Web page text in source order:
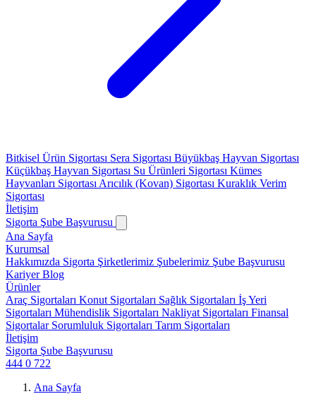
Bitkisel Ürün Sigortası Sera Sigortası Büyükbaş Hayvan Sigortası
Küçükbaş Hayvan Sigortası Su Ürünleri Sigortası Kümes
Hayvanları Sigortası Arıcılık (Kovan) Sigortası Kuraklık Verim
Sigortası
İletişim
Sigorta Şube Başvurusu
Ana Sayfa
Kurumsal
Hakkımızda Sigorta Şirketlerimiz Şubelerimiz Şube Başvurusu
KariyerBlog
Ürünler
Araç Sigortaları Konut Sigortaları Sağlık Sigortaları İş Yeri
Sigortaları Mühendislik Sigortaları Nakliyat Sigortaları Finansal
Sigortalar Sorumluluk Sigortaları Tarım Sigortaları
İletişim
Sigorta Şube Başvurusu
444 0 722
Ana Sayfa